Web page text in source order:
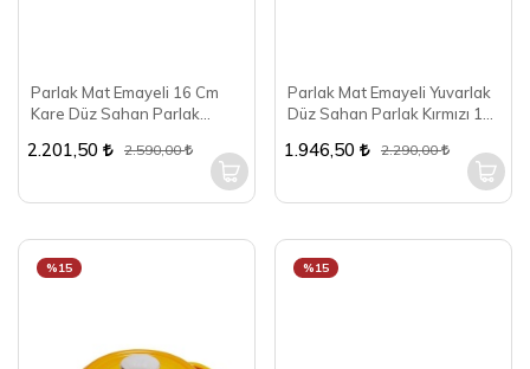
Parlak Mat Emayeli 16 Cm
Kare Düz Sahan Parlak
2.201,50 2.590,00
Parlak Mat Emayeli Yuvarlak
Düz Sahan Parlak Kırmızı 16
1.946,50 2.290,00
%15 %15